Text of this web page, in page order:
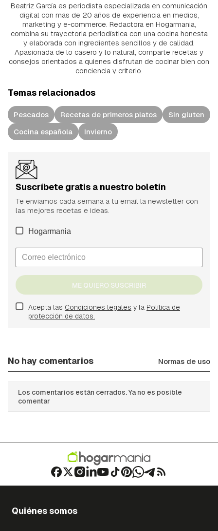
Beatriz García es periodista especializada en comunicación
digital con más de 20 años de experiencia en medios,
marketing y e-commerce. Redactora en Hogarmania,
combina su trayectoria periodística con una cocina honesta
y elaborada con ingredientes sencillos y de calidad.
Apasionada de lo casero y lo natural, comparte recetas y
consejos orientados a quienes disfrutan de cocinar bien con
conciencia y criterio.
Temas relacionados
Pescados Recetas de primeros platos
Sin gluten
Cocina española
Invierno
Suscríbete gratis a nuestro boletín
Te enviamos cada semana a tu email la newsletter con
las mejores recetas e ideas.
Hogarmania
ME QUIERO SUSCRIBIR
Acepta las Condiciones legales y la Política de
protección de datos.
No hay comentarios Normas de uso
Los comentarios están cerrados. Ya no es posible
comentar
Quiénes somos